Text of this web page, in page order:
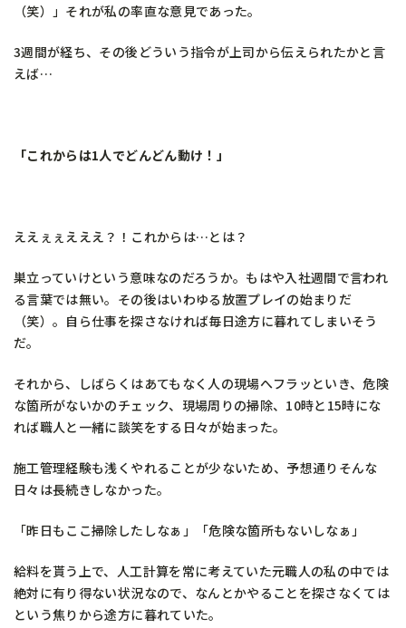
（笑）」それが私の率直な意見であった。
3週間が経ち、その後どういう指令が上司から伝えられたかと言
えば…
「これからは1人でどんどん動け！」
ええぇぇえええ？！これからは…とは？
巣立っていけという意味なのだろうか。もはや入社週間で言われ
る言葉では無い。その後はいわゆる放置プレイの始まりだ
（笑）。自ら仕事を探さなければ毎日途方に暮れてしまいそう
だ。
それから、しばらくはあてもなく人の現場へフラッといき、危険
な箇所がないかのチェック、現場周りの掃除、10時と15時にな
れば職人と一緒に談笑をする日々が始まった。
施工管理経験も浅くやれることが少ないため、予想通りそんな
日々は長続きしなかった。
「昨日もここ掃除したしなぁ」「危険な箇所もないしなぁ」
給料を貰う上で、人工計算を常に考えていた元職人の私の中では
絶対に有り得ない状況なので、なんとかやることを探さなくては
という焦りから途方に暮れていた。